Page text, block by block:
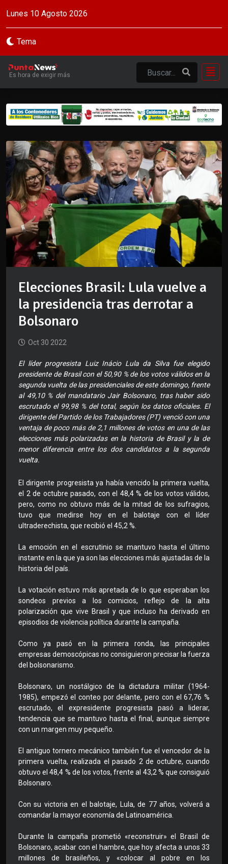
Lunes 10 Agosto 2026
Tema
Es hora de exigir más
Elecciones Brasil: Lula vuelve a
la presidencia tras derrotar a
Bolsonaro
Oct 30 2022
El líder progresista Luiz Inácio Lula da Silva fue elegido
presidente de Brasil con el 50,90 % de los votos válidos en la
segunda vuelta de las presidenciales de este domingo, frente
al 49,10 % del mandatario Jair Bolsonaro, tras haber sido
escrutado el 99,98 % del total, según los datos oficiales. El
dirigente del Partido de los Trabajadores (PT) venció con una
ventaja de poco más de 2,1 millones de votos en una de las
elecciones más polarizadas en la historia de Brasil y la de
menor diferencia entre los dos candidatos a la segunda
vuelta.
El dirigente progresista ya había vencido la primera vuelta,
el 2 de octubre pasado, con el 48,4 % de los votos válidos,
pero, como no obtuvo más de la mitad de los sufragios,
tuvo que medirse hoy en el balotaje con el líder
ultraderechista, que recibió el 45,2 %.
La emoción en el escrutinio se mantuvo hasta el último
instante en la que ya son las elecciones más ajustadas de la
historia del país.
La votación estuvo más apretada de lo que esperaban los
sondeos previos a los comicios, reflejo de la alta
polarización que vive Brasil y que incluso ha derivado en
episodios de violencia política durante la campaña.
Como ya pasó en la primera ronda, las principales
empresas demoscópicas no consiguieron precisar la fuerza
del bolsonarismo.
Bolsonaro, un nostálgico de la dictadura militar (1964-
1985), empezó el conteo por delante, pero con el 67,76 %
escrutado, el expresidente progresista pasó a liderar,
tendencia que se mantuvo hasta el final, aunque siempre
con un margen muy pequeño.
El antiguo tornero mecánico también fue el vencedor de la
primera vuelta, realizada el pasado 2 de octubre, cuando
obtuvo el 48,4 % de los votos, frente al 43,2 % que consiguió
Bolsonaro.
Con su victoria en el balotaje, Lula, de 77 años, volverá a
comandar la mayor economía de Latinoamérica.
Durante la campaña prometió «reconstruir» el Brasil de
Bolsonaro, acabar con el hambre, que hoy afecta a unos 33
millones de brasileños, y «colocar al pobre en los